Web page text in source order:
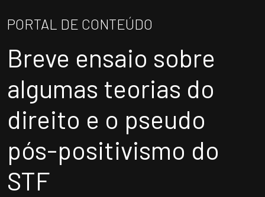
Entregas e Soluções
PROFISSIONAIS
ÁREAS DE ATUAÇÃO
INSTITUTO NELSON WILIANS
ATUAÇÃO INTERNACIONAL
UNIDADES
PORTAL DE CONTEÚDO
Breve ensaio sobre
algumas teorias do
direito e o pseudo
pós-positivismo do
STF